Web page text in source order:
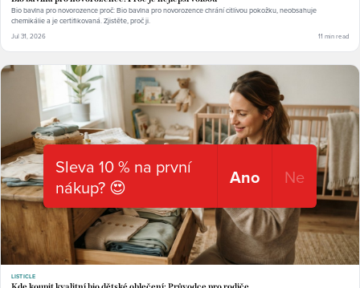
Bio bavlna pro novorozence proč: Bio bavlna pro novorozence chrání citlivou pokožku, neobsahuje
chemikálie a je certifikovaná. Zjistěte, proč ji.
Jul 31, 2026 11 min read
LISTICLE
Sleva 10 % na první
nákup? 😍
Ano Ne